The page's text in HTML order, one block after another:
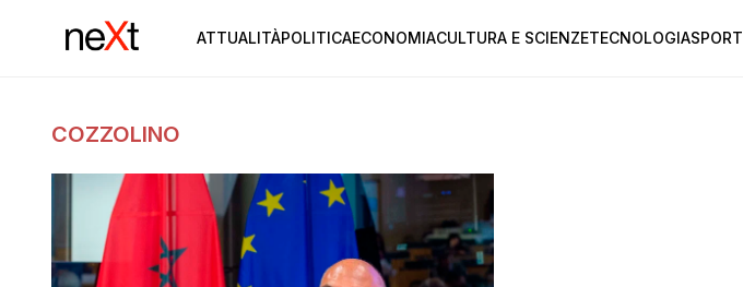
ATTUALITÀPOLITICAECONOMIACULTURA E SCIENZETECNOLOGIASPORT
COZZOLINO